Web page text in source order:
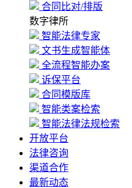
合同比对/排版
数字律所
智能法律专家
文书生成智能体
全流程智能办案
诉保平台
合同模版库
智能类案检索
智能法律法规检索
开放平台
法律咨询
渠道合作
最新动态